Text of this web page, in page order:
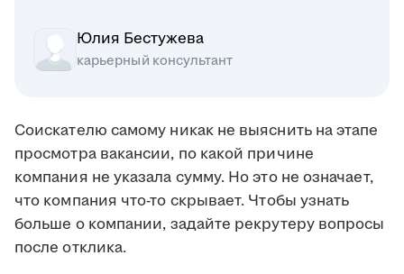
Юлия Бестужева
карьерный консультант
Соискателю самому никак не выяснить на этапе
просмотра вакансии, по какой причине
компания не указала сумму. Но это не означает,
что компания что-то скрывает. Чтобы узнать
больше о компании, задайте рекрутеру вопросы
после отклика.